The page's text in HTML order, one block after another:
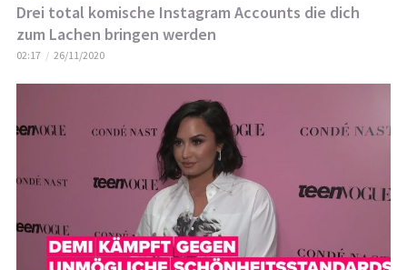
Drei total komische Instagram Accounts die dich
zum Lachen bringen werden
02:17 26/11/2020